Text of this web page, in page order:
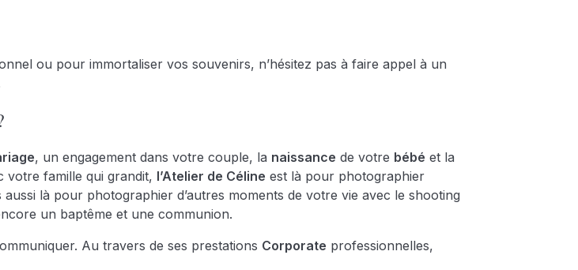
ou pour immortaliser vos souvenirs, n’hésitez pas à faire appel à un
, un engagement dans votre couple, la naissance de votre bébé et la
votre famille qui grandit, l’Atelier de Céline est là pour photographier
là pour photographier d’autres moments de votre vie avec le shooting
un baptême et une communion.
Au travers de ses prestations Corporate professionnelles,